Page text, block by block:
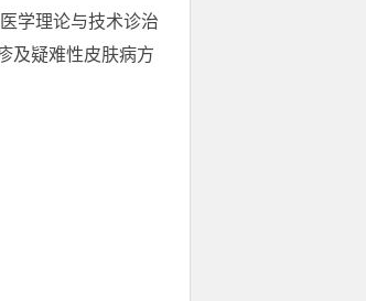
学理论与技术诊治
及疑难性皮肤病方